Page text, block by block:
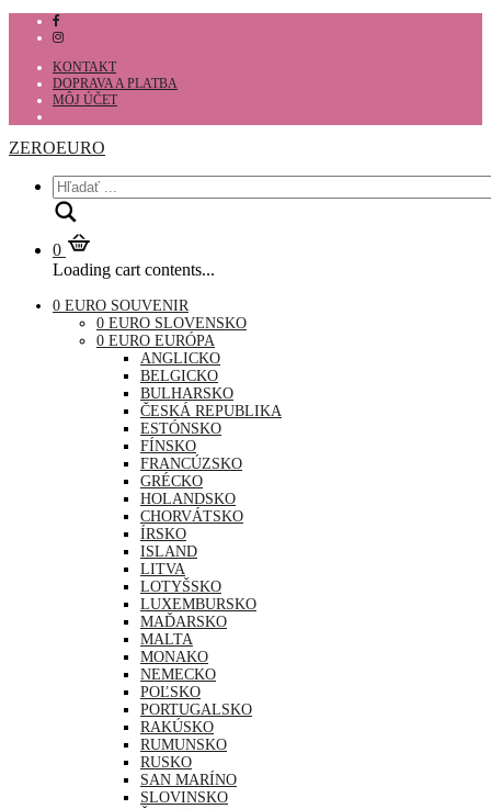
KONTAKT
DOPRAVA A PLATBA
MÔJ ÚČET
ZEROEURO
0
Loading cart contents...
0 EURO SOUVENIR
0 EURO SLOVENSKO
0 EURO EURÓPA
ANGLICKO
BELGICKO
BULHARSKO
ČESKÁ REPUBLIKA
ESTÓNSKO
FÍNSKO
FRANCÚZSKO
GRÉCKO
HOLANDSKO
CHORVÁTSKO
ÍRSKO
ISLAND
LITVA
LOTYŠSKO
LUXEMBURSKO
MAĎARSKO
MALTA
MONAKO
NEMECKO
POĽSKO
PORTUGALSKO
RAKÚSKO
RUMUNSKO
RUSKO
SAN MARÍNO
SLOVINSKO